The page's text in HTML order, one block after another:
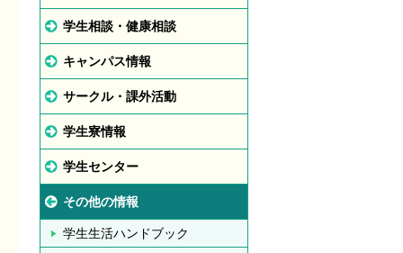
学生相談・健康相談
キャンパス情報
サークル・課外活動
学生寮情報
学生センター
その他の情報
学生生活ハンドブック